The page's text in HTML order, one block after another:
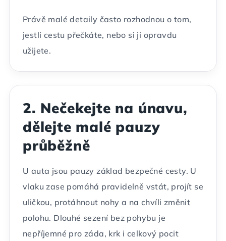
Právě malé detaily často rozhodnou o tom,
jestli cestu přečkáte, nebo si ji opravdu
užijete.
2. Nečekejte na únavu,
dělejte malé pauzy
průběžně
U auta jsou pauzy základ bezpečné cesty. U
vlaku zase pomáhá pravidelně vstát, projít se
uličkou, protáhnout nohy a na chvíli změnit
polohu. Dlouhé sezení bez pohybu je
nepříjemné pro záda, krk i celkový pocit